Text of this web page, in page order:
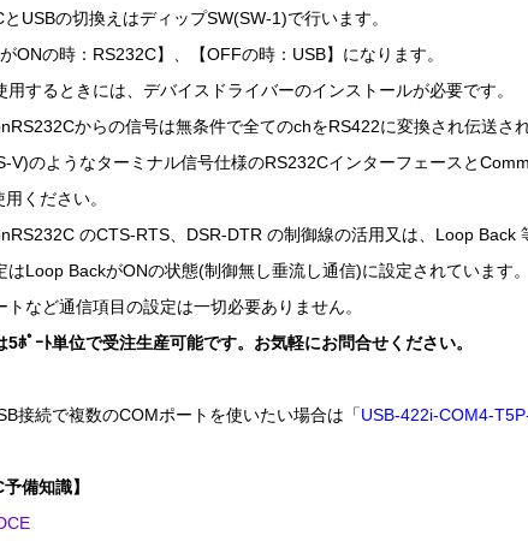
とUSBの切換えはディップSW(SW-1)で行います。
がONの時：RS232C】、【OFFの時：USB】になります。
用するときには、デバイスドライバーのインストールが必要です。
からの信号は無条件で全てのchをRS422に変換され伝送され
V)のようなターミナル信号仕様のRS232Cインターフェースと
ください。
のCTS-RTS、DSR-DTR の制御線の活用又は、Loop Back
はLoop BackがONの状態(制御無し垂流し通信)に設定されています。
トなど通信項目の設定は一切必要ありません。
5ﾎﾟｰﾄ単位で受注生産可能です。お気軽にお問合せください。
接続で複数のCOMポートを使いたい場合は「 USB-422i-COM4-
予備知識】